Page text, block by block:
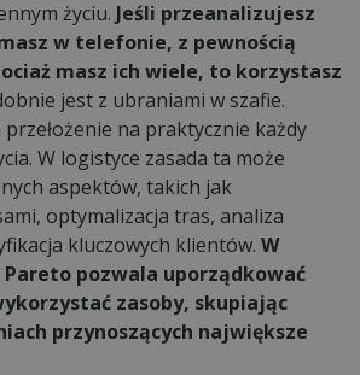
życiu. Jeśli przeanalizujesz
w telefonie, z pewnością
masz ich wiele, to korzystasz
jest z ubraniami w szafie.
na praktycznie każdy
W logistyce zasada ta może
aspektów, takich jak
optymalizacja tras, analiza
kluczowych klientów. W
pozwala uporządkować
zasoby, skupiając
przynoszących największe